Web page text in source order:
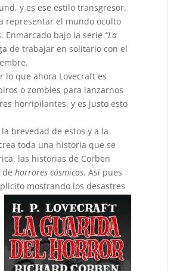
y es ese estilo transgresor,
representar el mundo oculto
Enmarcado bajo la serie “La
de trabajar en solitario con el
lo que ahora Lovecraft es
o zombies para lanzarnos
horripilantes, y es justo esto
brevedad de estos y a la
toda una historia que se
las historias de Corben
dehorrores cósmicos. Así pues
mostrando los desastres